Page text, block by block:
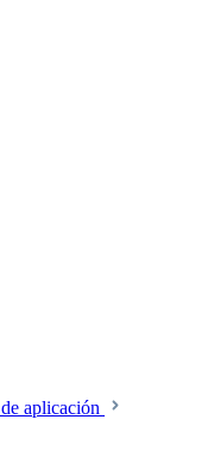
aplicación